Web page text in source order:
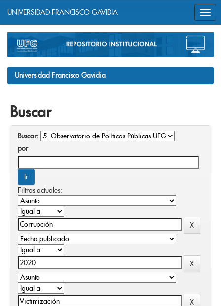
navigation
UNIVERSIDAD FRANCISCO GAVIDIA
Universidad Francisco Gavidia
Buscar
Buscar:
por
Filtros actuales: